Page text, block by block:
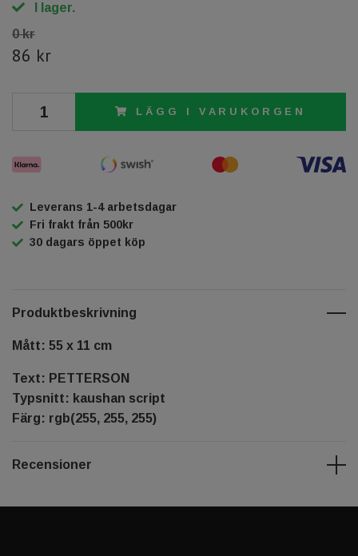
I lager.
0 kr
86 kr
LÄGG I VARUKORGEN
Leverans 1-4 arbetsdagar
Fri frakt från 500kr
30 dagars öppet köp
Produktbeskrivning
Mått: 55 x 11 cm
Text: PETTERSON
Typsnitt: kaushan script
Färg: rgb(255, 255, 255)
Recensioner